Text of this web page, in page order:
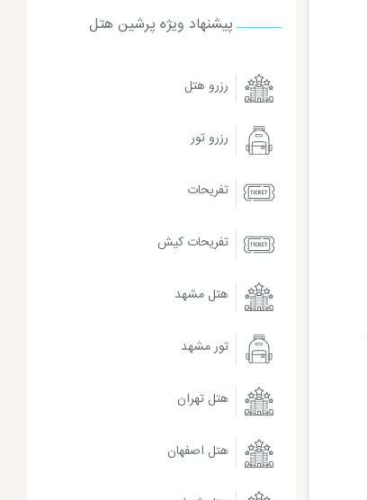
پیشنهاد ویژه پرشین هتل
رزرو هتل
رزرو تور
تفریحات
تفریحات کیش
هتل مشهد
تور مشهد
هتل تهران
هتل اصفهان